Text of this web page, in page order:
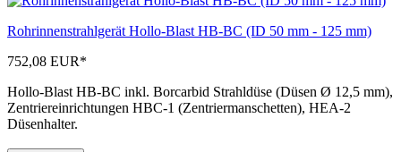
Rohrinnenstrahlgerät Hollo-Blast HB-BC (ID 50 mm - 125 mm)
752,08 EUR*
Hollo-Blast HB-BC inkl. Borcarbid Strahldüse (Düsen Ø 12,5 mm),
Zentriereinrichtungen HBC-1 (Zentriermanschetten), HEA-2
Düsenhalter.